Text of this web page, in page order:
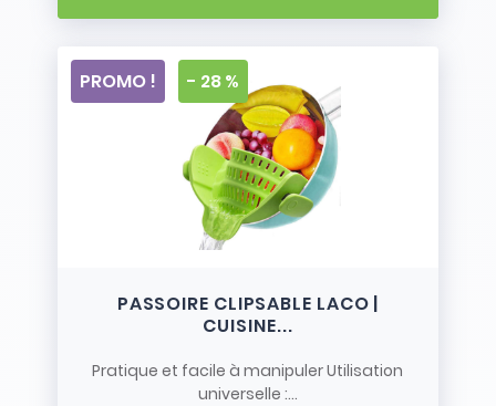
PASSOIRE CLIPSABLE LACO |
CUISINE...
Pratique et facile à manipuler Utilisation
universelle :...
PROMO ! - 28 %